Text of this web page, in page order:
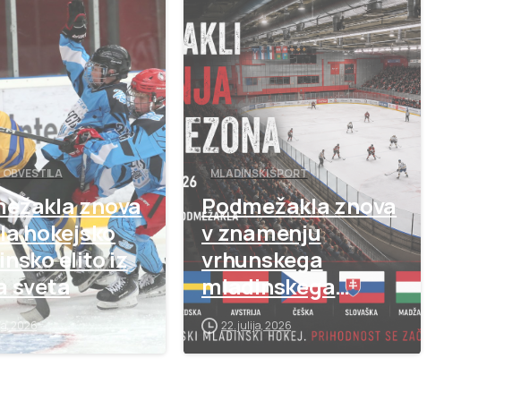
znova
hokejsko
elito iz
sveta
2026
-
MLADINSKI ŠPORT
Podmežakla znova
v znamenju
vrhunskega
mladinskega
hokeja
22. julija, 2026